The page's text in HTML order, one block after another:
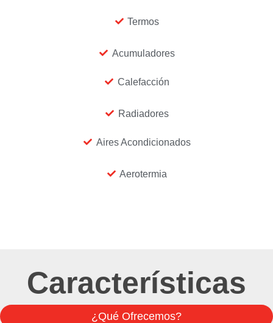
Termos
Acumuladores
Calefacción
Radiadores
Aires Acondicionados
Aerotermia
Características
¿Qué Ofrecemos?